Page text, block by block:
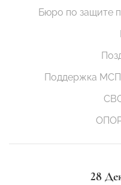
Бюро по защите
Поддержка
28